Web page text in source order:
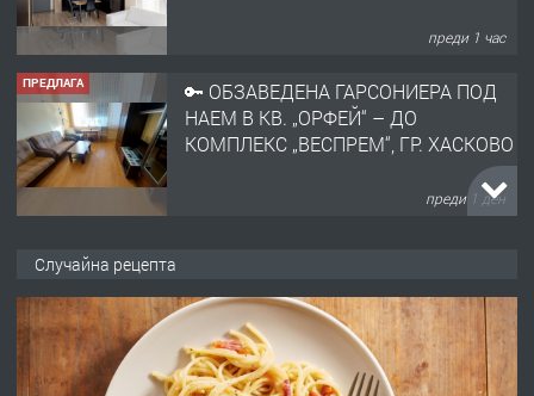
преди 1 час
ПРЕДЛАГА
🔑 ОБЗАВЕДЕНА ГАРСОНИЕРА ПОД
НАЕМ В КВ. „ОРФЕЙ“ – ДО
КОМПЛЕКС „ВЕСПРЕМ“, ГР. ХАСКОВО
преди 1 ден
АПАРТАМЕНТ В ЦЕНТЪРА НА ГР.
ХАСКОВО
преди 2 дни
Случайна рецепта